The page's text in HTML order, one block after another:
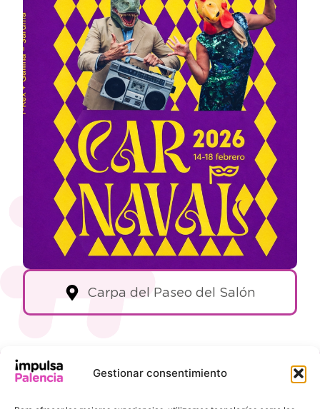
Gestionar consentimiento
Carpa del Paseo del Salón